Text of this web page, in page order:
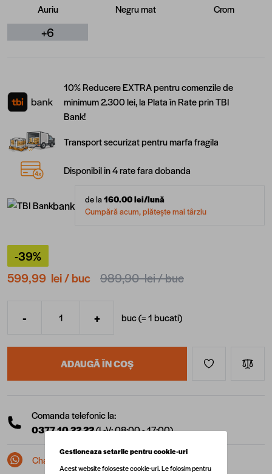
Auriu Negru mat Crom
+6
10% Reducere EXTRA pentru comenzile de
minimum 2.300 lei, la Plata în Rate prin TBI
Bank!
Transport securizat pentru marfa fragila
Disponibil in 4 rate fara dobanda
bank de la160.00lei/lună
Cumpără acum, plătește mai târziu
-39%
599,99 lei/ buc 989,90 lei/ buc
Cantitate
- + buc (=1bucati)
ADAUGĂ ÎN COȘ
Comanda telefonic la:
0377 10 22 22(L-V: 08:00 - 17:00)
Chat pe Whatsapp
Gestioneaza setarile pentru cookie-uri
Acest website foloseste cookie-uri. Le folosim pentru